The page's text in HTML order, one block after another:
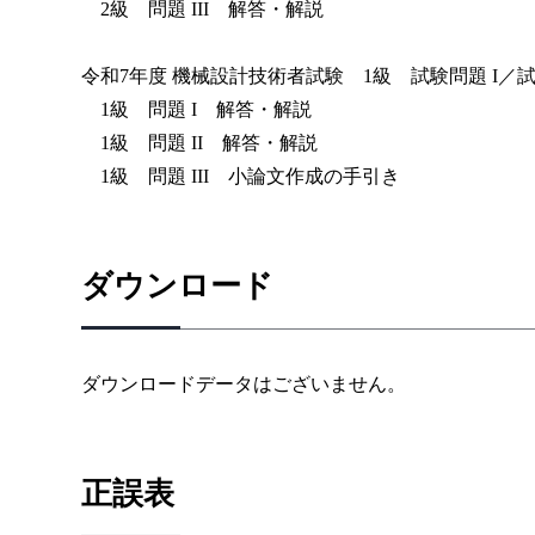
2級 問題 III 解答・解説
令和7年度 機械設計技術者試験 1級 試験問題 I／
1級 問題 I 解答・解説
1級 問題 II 解答・解説
1級 問題 III 小論文作成の手引き
ダウンロード
ダウンロードデータはございません。
正誤表